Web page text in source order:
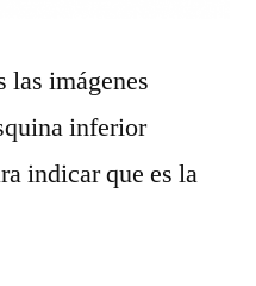
las imágenes
inferior
indicar que es la